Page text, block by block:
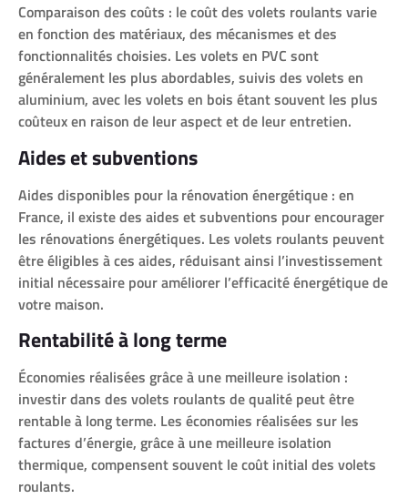
Comparaison des coûts : le coût des volets roulants varie
en fonction des matériaux, des mécanismes et des
fonctionnalités choisies. Les volets en PVC sont
généralement les plus abordables, suivis des volets en
aluminium, avec les volets en bois étant souvent les plus
coûteux en raison de leur aspect et de leur entretien.
Aides et subventions
Aides disponibles pour la rénovation énergétique : en
France, il existe des aides et subventions pour encourager
les rénovations énergétiques. Les volets roulants peuvent
être éligibles à ces aides, réduisant ainsi l’investissement
initial nécessaire pour améliorer l’efficacité énergétique de
votre maison.
Rentabilité à long terme
Économies réalisées grâce à une meilleure isolation :
investir dans des volets roulants de qualité peut être
rentable à long terme. Les économies réalisées sur les
factures d’énergie, grâce à une meilleure isolation
thermique, compensent souvent le coût initial des volets
roulants.